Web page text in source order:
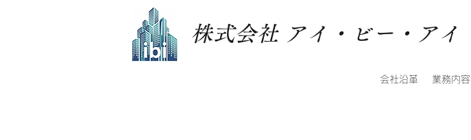
株式会社 アイ・ビー・アイ
会社沿革 業務内容